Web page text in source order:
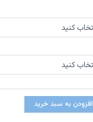
افزودن به سبد خرید